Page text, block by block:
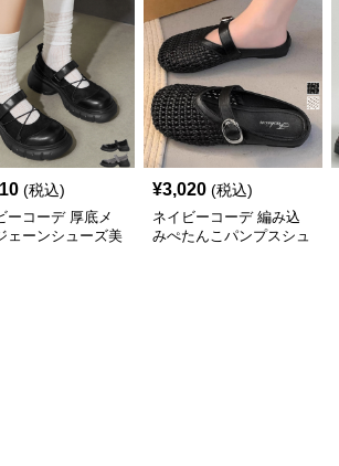
(税込)
ーコーデ 厚底メ
ェーンシューズ美
¥3,020 (税込)
ネイビーコーデ 編み込
みぺたんこパンプスシュ